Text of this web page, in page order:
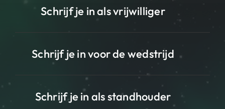
Schrijf je in als vrijwilliger
Schrijf je in voor de wedstrijd
Schrijf je in als standhouder